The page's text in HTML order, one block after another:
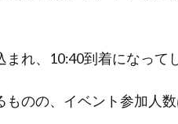
れ、10:40到着になって
のの、イベント参加人数